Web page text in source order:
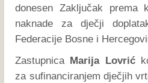
donesen Zaključak prema
naknade za dječji
Federacije Bosne i
Zastupnica Marija Lovrić
za sufinanciranjem dječjih